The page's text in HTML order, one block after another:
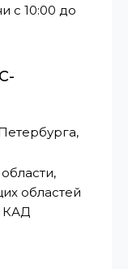
с 10:00 до
областей
КАД